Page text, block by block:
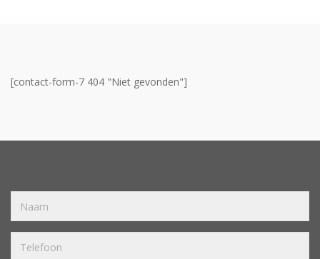
[contact-form-7 404 "Niet gevonden"]